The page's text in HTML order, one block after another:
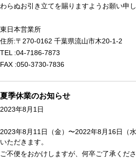
わらぬお引き立てを賜りますようお願い申し
東日本営業所
住所:〒270-0162 千葉県流山市木20-1-2
TEL :04-7186-7873
FAX :050-3730-7836
夏季休業のお知らせ
2023年8月1日
2023年8月11日（金）〜2022年8月16日（
いただきます。
ご不便をおかけしますが、何卒ご了承くだ